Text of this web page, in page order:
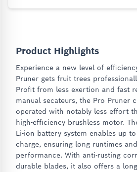
Product Highlights
Experience a new level of
Pruner gets fruit trees
Profit from less exertion and fast
manual secateurs, the Pro Pruner
operated with notably less effort
high-efficiency brushless motor.
Li-ion battery system enables up
charge, ensuring long runtimes
performance. With anti-rusting
durable blades, it also offers a